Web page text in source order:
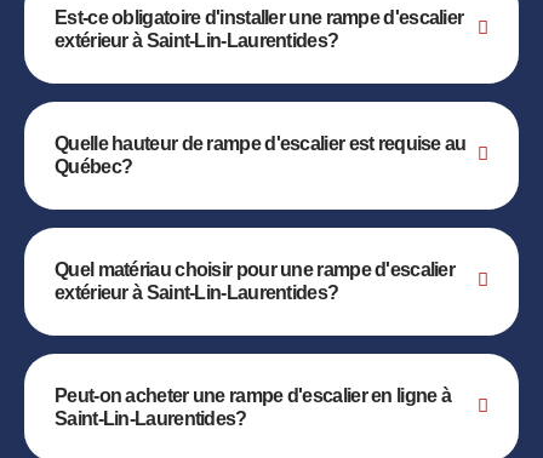
Est-ce obligatoire d'installer une rampe d'escalier
extérieur à Saint-Lin-Laurentides?
Quelle hauteur de rampe d'escalier est requise au
Québec?
Quel matériau choisir pour une rampe d'escalier
extérieur à Saint-Lin-Laurentides?
Peut-on acheter une rampe d'escalier en ligne à
Saint-Lin-Laurentides?